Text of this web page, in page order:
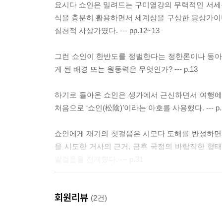
요시다 쇼인은 밀려드는 구미열강의 무력적인 서
식을 충분히 활용하면서 세계상을 구상한 몽상가
실천적 사상가였다. --- pp.12~13
그런 쇼인이 한반도를 정벌한다는 정한론이나 동
게 된 배경 또는 원동력은 무엇인가? --- p.13
하기로 돌아온 쇼인은 생가에서 근신하면서 여행
처음으로 ‘쇼인(松陰)’이라는 아호를 사용했다. ---
쇼인에게 재기의 첫걸음은 시모다 도해를 반성하
을 시도한 거사의 근거, 금후 국정의 바람직한 형
은 부친에게서 배운 존왕정신에 대해 방황함은
회원리뷰 (2건)